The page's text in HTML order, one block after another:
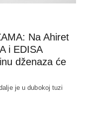
Na Ahiret
i EDISA
dženaza će
je u dubokoj tuzi